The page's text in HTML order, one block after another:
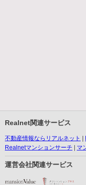
Realnet関連サービス
不動産情報ならリアルネット
Realnetマンションサーチ
マ
運営会社関連サービス